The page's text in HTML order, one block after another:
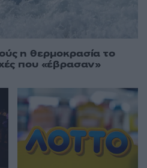
η θερμοκρασία το
που «έβρασαν»